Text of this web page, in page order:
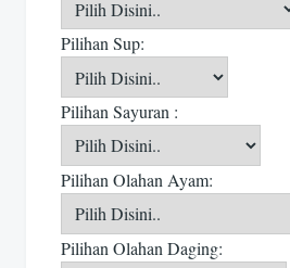
Pilihan Sup:
Pilihan Sayuran :
Pilihan Olahan Ayam:
Pilihan Olahan Daging: